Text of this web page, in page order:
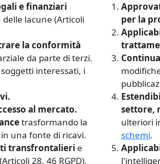
e finanziari
lacune (Articoli
la conformità
da parte di terzi.
interessati, i
al mercato.
trasformando la
una fonte di ricavi.
transfrontalieri e
28, 46 RGPD).
per la
settore,
ulteriori
schemi.